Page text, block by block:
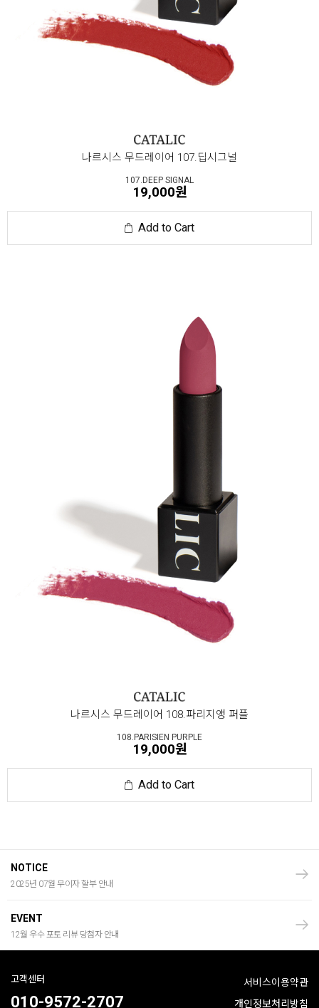
나르시스 무드레이어 107.딥시그널
107.DEEP SIGNAL
19,000원
Add to Cart
나르시스 무드레이어 108.파리지앵 퍼플
108.PARISIEN PURPLE
19,000원
Add to Cart
NOTICE
2025년 07월 무이자 할부 안내
EVENT
12월 우수 포토 리뷰 당첨자 안내
고객센터
010-9572-2707
서비스이용약관
개인정보처리방침